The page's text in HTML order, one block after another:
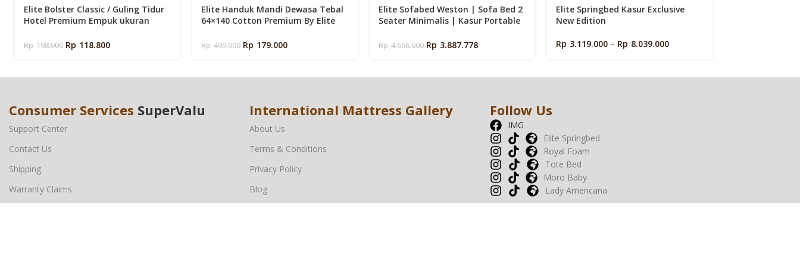
Elite Bolster Classic / Guling Tidur
Hotel Premium Empuk ukuran
Rp 198.000 Rp 118.800
Elite Handuk Mandi Dewasa Tebal
64×140 Cotton Premium By Elite
Rp 499.000 Rp 179.000
Elite Sofabed Weston | Sofa Bed 2
Seater Minimalis | Kasur Portable
Rp 4.666.000 Rp 3.887.778
Elite Springbed Kasur Exclusive
New Edition
Rp 3.119.000 – Rp 8.039.000
Consumer Services SuperValu
Support Center
Contact Us
Shipping
Warranty Claims
International Mattress Gallery
About Us
Terms & Conditions
Privacy Policy
Blog
Follow Us
IMG
Elite Springbed
Royal Foam
Tote Bed
Moro Baby
Lady Americana